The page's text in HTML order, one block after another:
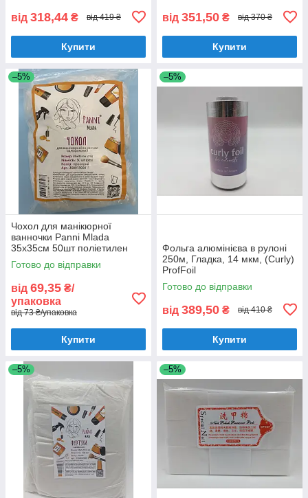
від 318,44 ₴ від 419 ₴
Купити
від 351,50 ₴ від 370 ₴
Купити
–5%
Чохол для манікюрної
ванночки Panni Mlada
35x35см 50шт поліетилен
Готово до відправки
від 69,35 ₴/
упаковка
від 73 ₴/упаковка
Купити
–5%
Фольга алюмінієва в рулоні
250м, Гладка, 14 мкм, (Curly)
ProfFoil
Готово до відправки
від 389,50 ₴ від 410 ₴
Купити
–5% –5%